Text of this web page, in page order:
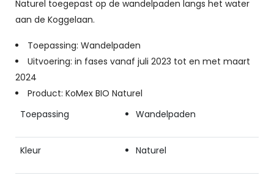
Naturel toegepast op de wandelpaden langs het water
aan de Koggelaan.
Toepassing: Wandelpaden
Uitvoering: in fases vanaf juli 2023 tot en met maart
2024
Product: KoMex BIO Naturel
Toepassing
Wandelpaden
Kleur Naturel